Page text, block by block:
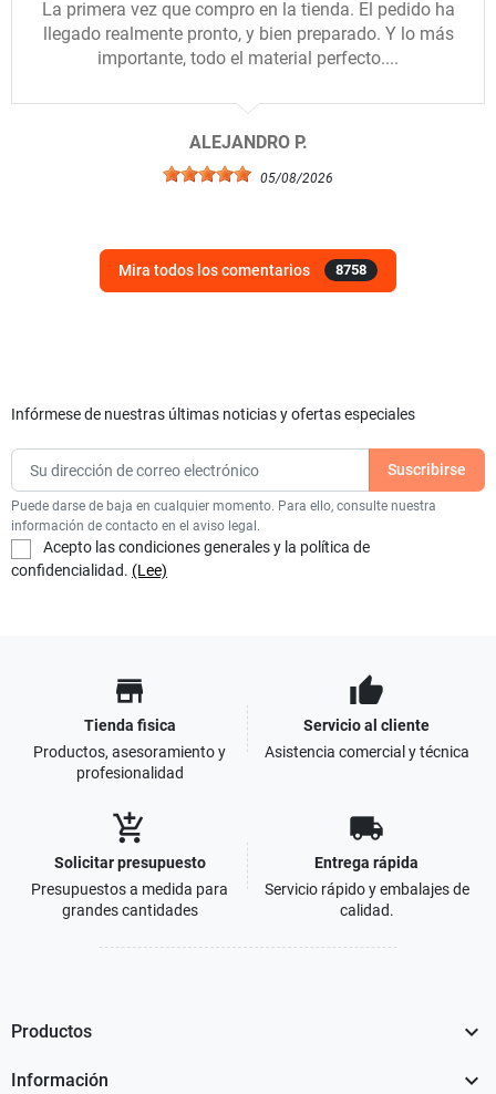
La primera vez que compro en la tienda. El pedido ha
llegado realmente pronto, y bien preparado. Y lo más
importante, todo el material perfecto....
ALEJANDRO P.
05/08/2026
Mira todos los comentarios 8758
Infórmese de nuestras últimas noticias y ofertas especiales
Puede darse de baja en cualquier momento. Para ello, consulte nuestra
información de contacto en el aviso legal.
Acepto las condiciones generales y la política de
confidencialidad. (Lee)
store
Tienda fisica
Productos, asesoramiento y
profesionalidad
thumb_up
Servicio al cliente
Asistencia comercial y técnica
add_shopping_cart
Solicitar presupuesto
Presupuestos a medida para
grandes cantidades
local_shipping
Entrega rápida
Servicio rápido y embalajes de
calidad.
Productos 
Información 